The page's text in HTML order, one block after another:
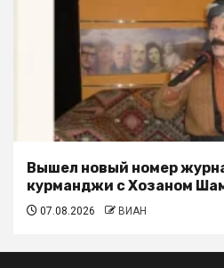
Вышел новый номер
курманджи с Хозаном
07.08.2026 ВИАН